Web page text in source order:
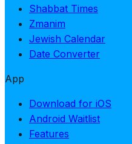
Shabbat Times
Zmanim
Jewish Calendar
Date Converter
App
Download for iOS
Android Waitlist
Features